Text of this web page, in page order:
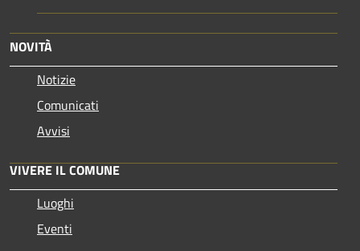
NOVITÀ
Notizie
Comunicati
Avvisi
VIVERE IL COMUNE
Luoghi
Eventi